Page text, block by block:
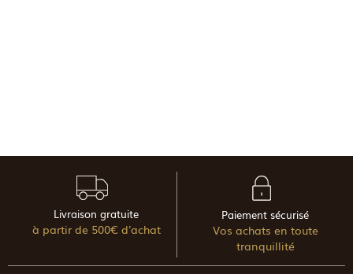
Livraison gratuite
à partir de 500€ d'achat
Paiement sécurisé
Vos achats en toute
tranquillité